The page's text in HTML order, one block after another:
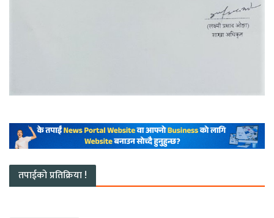
तपाईको प्रतिक्रिया !